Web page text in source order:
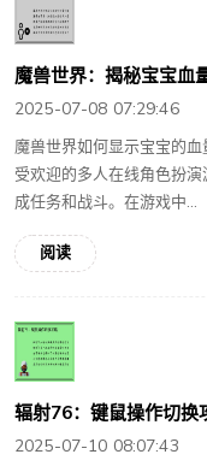
魔兽世界：揭秘宝宝血
2025-07-08 07:29:46
魔兽世界如何显示宝宝的
受欢迎的多人在线角色扮
成任务和战斗。在游戏中...
阅读
辐射76：键鼠操作切换
2025-07-10 08:07:43